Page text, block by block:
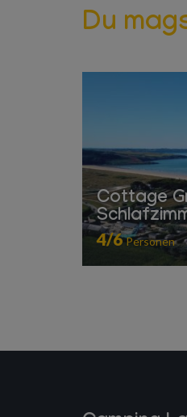
Du
Cottage
4/6Personen